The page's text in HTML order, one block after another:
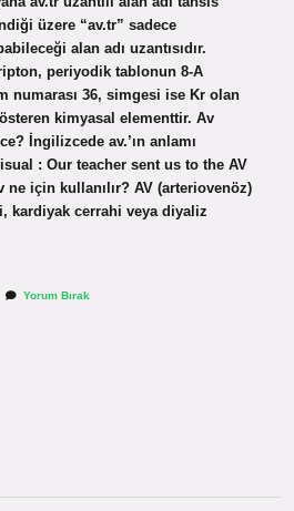
üzere “av.tr” sadece
alan adı uzantısıdır.
periyodik tablonun 8-A
numarası 36, simgesi ise Kr olan
kimyasal elementtir. Av
İngilizcede av.’ın anlamı
: Our teacher sent us to the AV
için kullanılır? AV (arteriovenöz)
kardiyak cerrahi veya diyaliz
Yorum Bırak